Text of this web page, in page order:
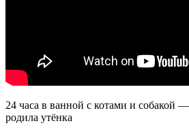
24 часа в ванной с котами и собакой
родила утёнка